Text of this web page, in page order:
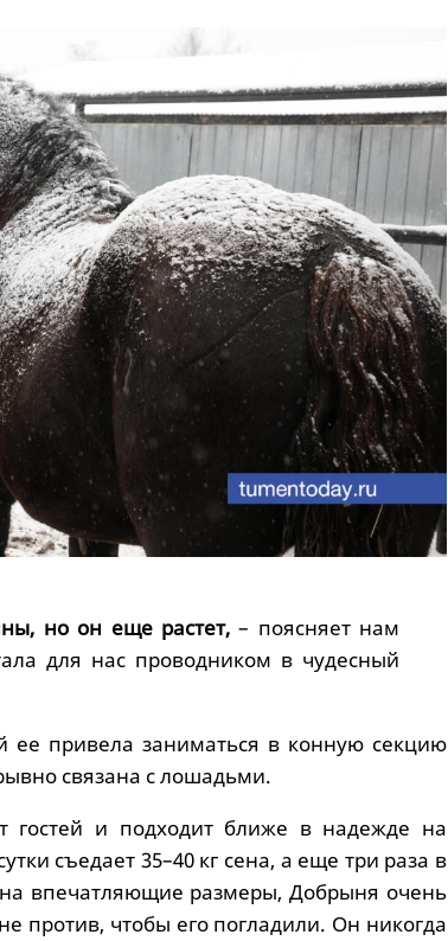
но он еще растет,– поясняет нам
для нас проводником в чудесный
ее привела заниматься в конную секцию
связана с лошадьми.
гостей и подходит ближе в надежде на
съедает 35–40 кг сена, а еще три раза в
впечатляющие размеры, Добрыня очень
против, чтобы его погладили. Он никогда